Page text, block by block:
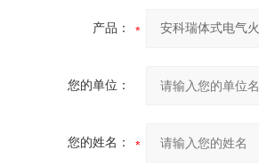
产品：
您的单位：
您的姓名：